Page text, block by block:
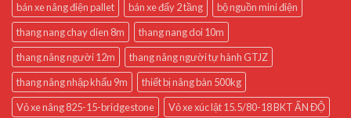
bán xe nâng điện pallet
bán xe đẩy 2 tầng
bộ nguồn mini điện
thang nang chay dien 8m
thang nang doi 10m
thang nâng người 12m
thang nâng người tự hành GTJZ
thang nâng nhập khẩu 9m
thiết bị nâng bàn 500kg
Vỏ xe nâng 825-15-bridgestone
Vỏ xe xúc lật 15.5/80-18 BKT ẤN ĐỘ